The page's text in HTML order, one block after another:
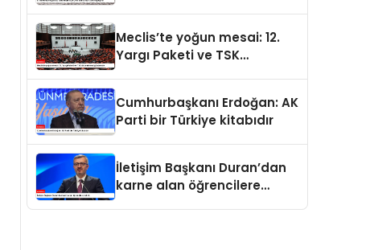
Meclis’te yoğun mesai: 12.
Yargı Paketi ve TSK
Cumhurbaşkanı Erdoğan: AK
Parti bir Türkiye kitabıdır
İletişim Başkanı Duran’dan
karne alan öğrencilere